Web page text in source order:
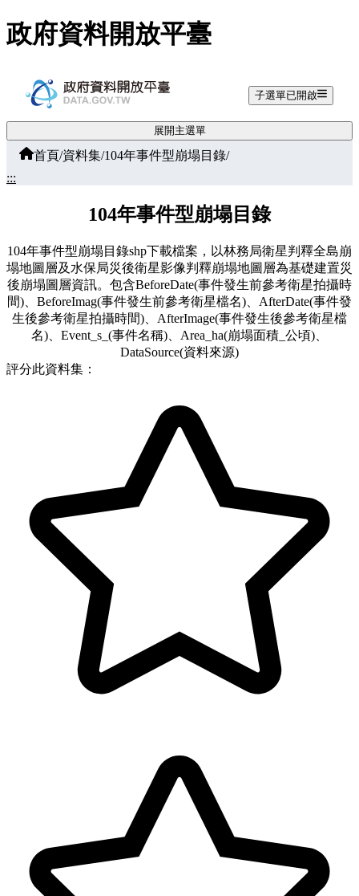
跳至主要內容
政府資料開放平臺
子選單已開啟
展開主選單
首頁/資料集/104年事件型崩塌目錄/
:::
104年事件型崩塌目錄
104年事件型崩塌目錄shp下載檔案，以林務局衛星判釋全島崩
塌地圖層及水保局災後衛星影像判釋崩塌地圖層為基礎建置災
後崩塌圖層資訊。包含BeforeDate(事件發生前參考衛星拍攝時
間)、BeforeImag(事件發生前參考衛星檔名)、AfterDate(事件發
生後參考衛星拍攝時間)、AfterImage(事件發生後參考衛星檔
名)、Event_s_(事件名稱)、Area_ha(崩塌面積_公頃)、
DataSource(資料來源)
評分此資料集：